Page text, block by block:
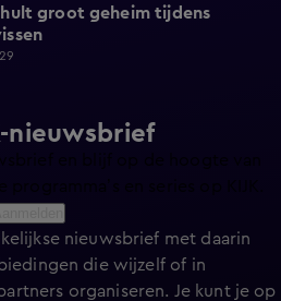
groot geheim tijdens
nieuwsbrief
nieuwsbrief met daarin
die wijzelf of in
organiseren. Je kunt je op